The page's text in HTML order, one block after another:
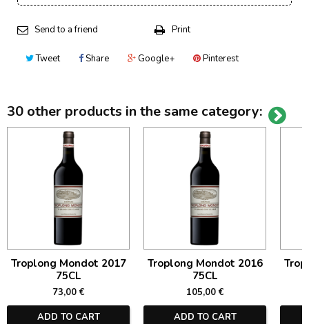
Send to a friend Print
Tweet Share Google+ Pinterest
30 other products in the same category:
Troplong Mondot 2017
75CL
73,00 €
ADD TO CART
Troplong Mondot 2016
75CL
105,00 €
ADD TO CART